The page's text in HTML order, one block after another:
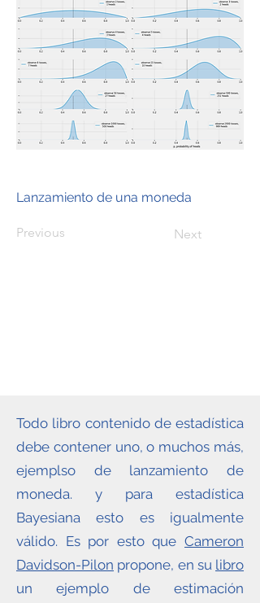
Lanzamiento de una moneda
Previous Next
Todo libro contenido de estadística
debe contener uno, o muchos más,
ejemplso de lanzamiento de
moneda. y para estadística
Bayesiana esto es igualmente
válido. Es por esto que Cameron
Davidson-Pilon propone, en su libro
un ejemplo de estimación